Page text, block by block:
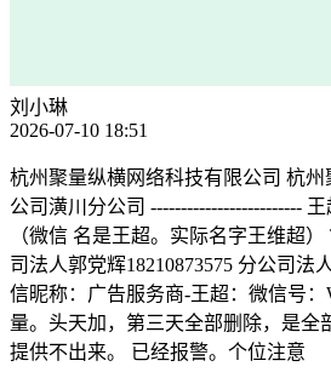
刘小琳
2026-07-10 18:51
杭州聚量纵横网络科技有限公司 杭
公司潢川分公司 -------------------------
（微信 名是王超。实际名字王维超）
司法人郭党辉18210873575 分公司法
信昵称：广告服务商-王超：微信号：
量。头天加，第三天全部删除，是全
提供不出来。 已经报警。个位注意